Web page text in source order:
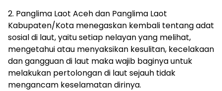
2. Panglima Laot Aceh dan Panglima Laot
Kabupaten/Kota menegaskan kembali tentang adat
sosial di laut, yaitu setiap nelayan yang melihat,
mengetahui atau menyaksikan kesulitan, kecelakaan
dan gangguan di laut maka wajib baginya untuk
melakukan pertolongan di laut sejauh tidak
mengancam keselamatan dirinya.